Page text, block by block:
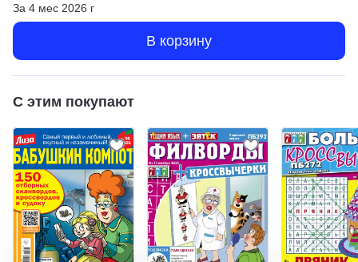
За 4 мес 2026 г
В корзину
С этим покупают